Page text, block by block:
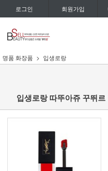
로그인 회원가입
명품 화장품 입생로랑
입생로랑 따뚜아쥬 꾸뛰